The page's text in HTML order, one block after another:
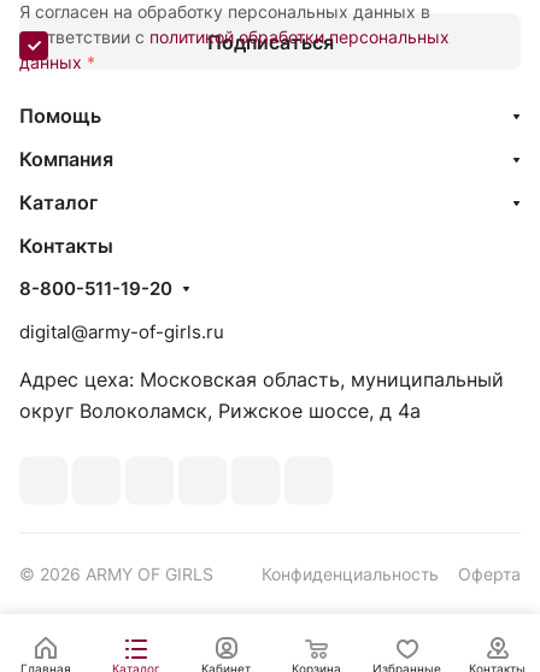
Я согласен на обработку персональных данных в
соответствии с политикой обработки персональных
данных *
Подписаться
Помощь
Компания
Каталог
Контакты
8-800-511-19-20
digital@army-of-girls.ru
Адрес цеха: Московская область, муниципальный
округ Волоколамск, Рижское шоссе, д 4а
© 2026 ARMY OF GIRLS Конфиденциальность Оферта
Главная Каталог Кабинет Корзина Избранные Контакты